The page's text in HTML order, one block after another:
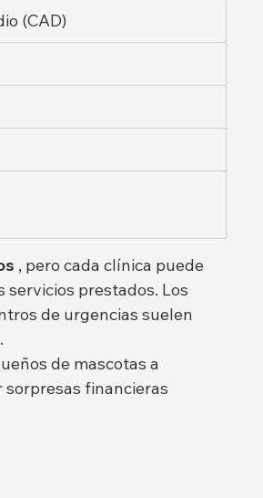
(CAD)
, pero cada clínica puede
servicios prestados. Los
de urgencias suelen
de mascotas a
financieras